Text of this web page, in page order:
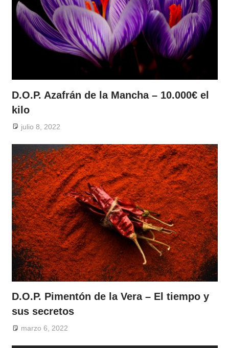
D.O.P. Azafrán de la Mancha – 10.000€ el
kilo
julio 8, 2022
D.O.P. Pimentón de la Vera – El tiempo y
sus secretos
marzo 6, 2022